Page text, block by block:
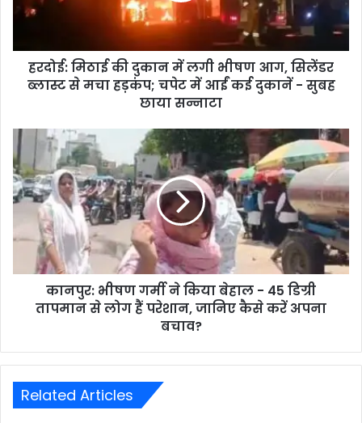
हरदोई: मिठाई की दुकान में लगी भीषण आग, सिलेंडर
ब्लास्ट से मचा हड़कंप; चपेट में आईं कई दुकानें - सुबह
छाया सन्नाटा
कानपुर: भीषण गर्मी ने किया बेहाल - 45 डिग्री
तापमान से लोग हैं परेशान, जानिए कैसे करें अपना
बचाव?
Related Articles